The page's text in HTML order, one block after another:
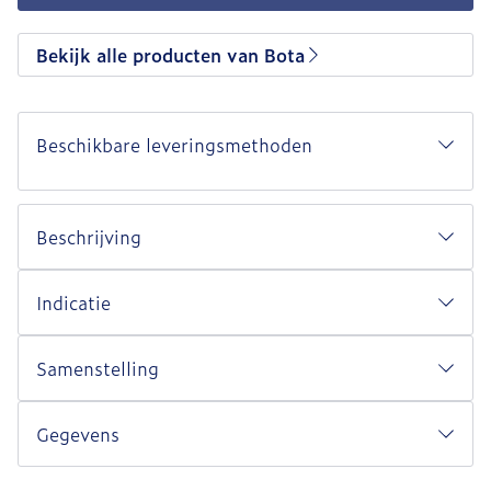
Bekijk alle producten van Bota
Beschikbare leveringsmethoden
Beschrijving
Indicatie
Samenstelling
Gegevens